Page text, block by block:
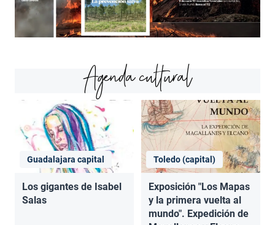
Agenda cultural
Guadalajara capital
Los gigantes de Isabel
Salas
Toledo (capital)
Exposición "Los Mapas
y la primera vuelta al
mundo". Expedición de